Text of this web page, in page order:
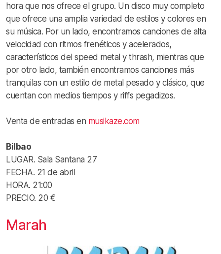
hora que nos ofrece el grupo. Un disco muy completo
que ofrece una amplia variedad de estilos y colores en
su música. Por un lado, encontramos canciones de alta
velocidad con ritmos frenéticos y acelerados,
característicos del speed metal y thrash, mientras que
por otro lado, también encontramos canciones más
tranquilas con un estilo de metal pesado y clásico, que
cuentan con medios tiempos y riffs pegadizos.
Venta de entradas en musikaze.com
Bilbao
LUGAR. Sala Santana 27
FECHA. 21 de abril
HORA. 21:00
PRECIO. 20 €
Marah